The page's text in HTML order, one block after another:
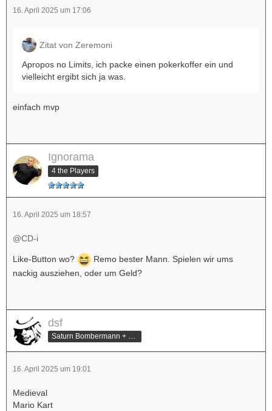
16. April 2025 um 17:06
Zitat von Zeremoni
Apropos no Limits, ich packe einen pokerkoffer ein und
vielleicht ergibt sich ja was.
einfach mvp
Ignorama
4 the Players
16. April 2025 um 18:57
@CD-i
Like-Button wo?
Remo bester Mann. Spielen wir ums
nackig ausziehen, oder um Geld?
dsf
Saturn Bombermann + Mario Kart Champion
16. April 2025 um 19:01
Medieval
Mario Kart